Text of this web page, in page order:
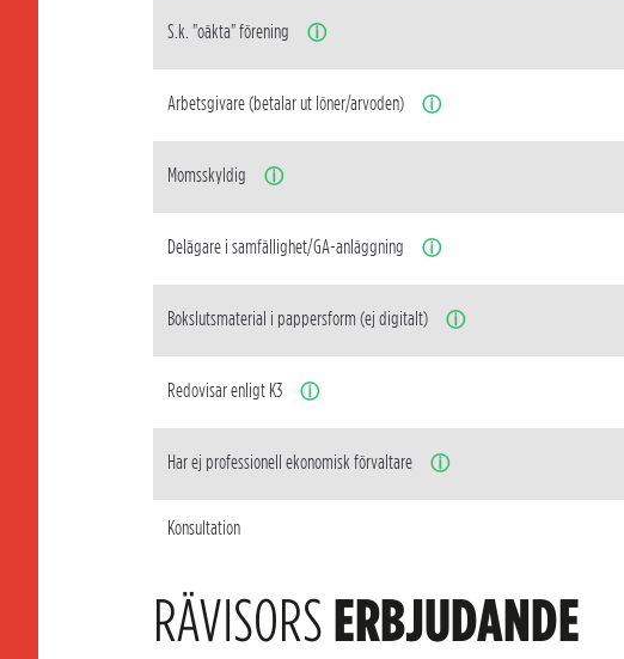
S.k. "oäkta" förening ⓘ
Arbetsgivare (betalar ut löner/arvoden) ⓘ
Momsskyldig ⓘ
Delägare i samfällighet/GA-anläggning ⓘ
Bokslutsmaterial i pappersform (ej digitalt) ⓘ
Redovisar enligt K3 ⓘ
Har ej professionell ekonomisk förvaltare ⓘ
Konsultation
RÄVISORSERBJUDANDE